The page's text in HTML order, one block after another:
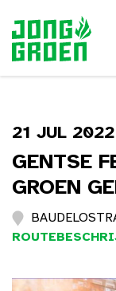
21 JUL
GENTSE
GROEN